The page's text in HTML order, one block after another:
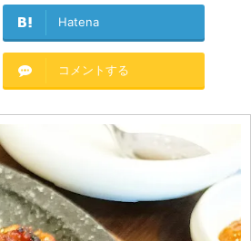
Hatena
コメントする